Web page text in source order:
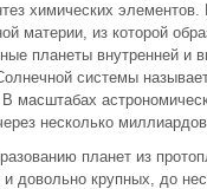
химических
материи, из которой
планеты внутренней и
системы
масштабах
несколько
планет из
довольно крупных, до